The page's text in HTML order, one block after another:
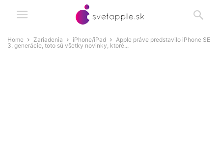
Home Zariadenia iPhone/iPad
Apple práve predstavilo iPhone SE
3. generácie, toto sú všetky novinky, ktoré...